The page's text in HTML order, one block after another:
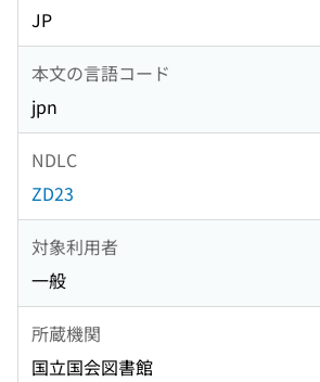
JP
本文の言語コード
jpn
NDLC
ZD23
対象利用者
一般
所蔵機関
国立国会図書館